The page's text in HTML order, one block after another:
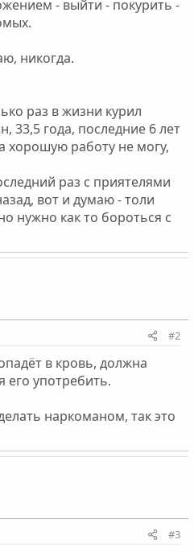
- выйти - покурить -
никогда.
раз в жизни курил
33,5 года, последние 6 лет
хорошую работу не могу,
раз с приятелями
вот и думаю - толи
нужно как то бороться с
#2
в кровь, должна
его употребить.
наркоманом, так это
#3